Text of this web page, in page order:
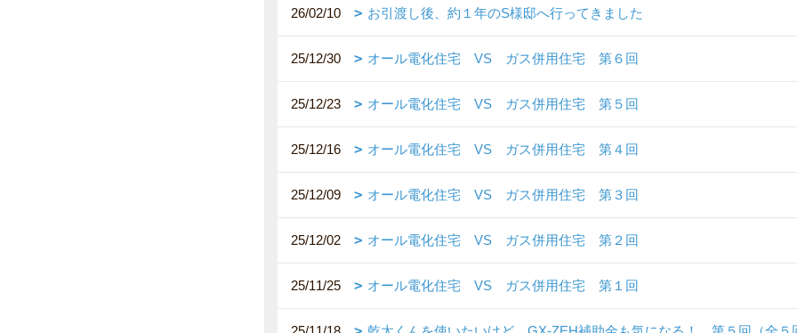
26/02/10 お引渡し後、約１年のS様邸へ行ってきました
25/12/30 オール電化住宅 VS ガス併用住宅 第６回
25/12/23 オール電化住宅 VS ガス併用住宅 第５回
25/12/16 オール電化住宅 VS ガス併用住宅 第４回
25/12/09 オール電化住宅 VS ガス併用住宅 第３回
25/12/02 オール電化住宅 VS ガス併用住宅 第２回
25/11/25 オール電化住宅 VS ガス併用住宅 第１回